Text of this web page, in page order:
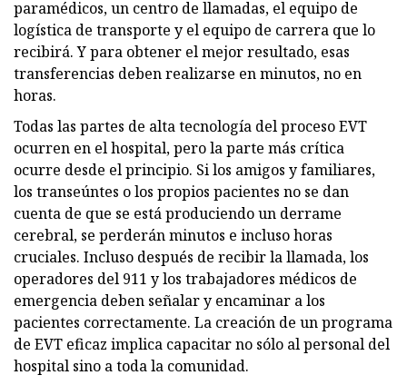
paramédicos, un centro de llamadas, el equipo de
logística de transporte y el equipo de carrera que lo
recibirá. Y para obtener el mejor resultado, esas
transferencias deben realizarse en minutos, no en
horas.
Todas las partes de alta tecnología del proceso EVT
ocurren en el hospital, pero la parte más crítica
ocurre desde el principio. Si los amigos y familiares,
los transeúntes o los propios pacientes no se dan
cuenta de que se está produciendo un derrame
cerebral, se perderán minutos e incluso horas
cruciales. Incluso después de recibir la llamada, los
operadores del 911 y los trabajadores médicos de
emergencia deben señalar y encaminar a los
pacientes correctamente. La creación de un programa
de EVT eficaz implica capacitar no sólo al personal del
hospital sino a toda la comunidad.